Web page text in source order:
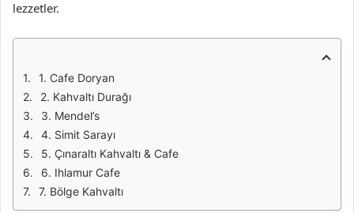
lezzetler.
1. Cafe Doryan
2. Kahvaltı Durağı
3. Mendel’s
4. Simit Sarayı
5. Çınaraltı Kahvaltı & Cafe
6. Ihlamur Cafe
7. Bölge Kahvaltı